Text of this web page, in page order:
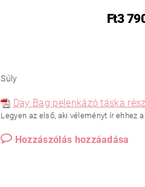
Ft3
Súly
Day Bag pelenkázó táska
Legyen az első, aki véleményt ír ehhez
Hozzászólás hozzáadása